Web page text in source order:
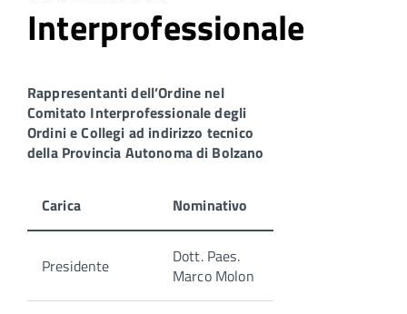
Interprofessionale
Rappresentanti dell’Ordine nel
Comitato Interprofessionale degli
Ordini e Collegi ad indirizzo tecnico
della Provincia Autonoma di Bolzano
Carica Nominativo
Presidente
Dott. Paes.
Marco Molon